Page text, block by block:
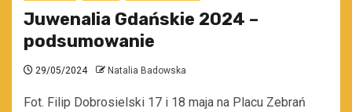
Juwenalia Gdańskie 2024 –
podsumowanie
29/05/2024 Natalia Badowska
Fot. Filip Dobrosielski 17 i 18 maja na Placu Zebrań